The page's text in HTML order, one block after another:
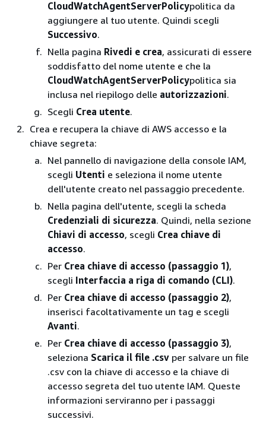
CloudWatchAgentServerPolicypolitica da
aggiungere al tuo utente. Quindi scegli
Successivo.
Nella pagina Rivedi e crea, assicurati di essere
soddisfatto del nome utente e che la
CloudWatchAgentServerPolicypolitica sia
inclusa nel riepilogo delle autorizzazioni.
Scegli Crea utente.
Crea e recupera la chiave di AWS accesso e la
chiave segreta:
Nel pannello di navigazione della console IAM,
scegli Utenti e seleziona il nome utente
dell'utente creato nel passaggio precedente.
Nella pagina dell'utente, scegli la scheda
Credenziali di sicurezza. Quindi, nella sezione
Chiavi di accesso, scegli Crea chiave di
accesso.
Per Crea chiave di accesso (passaggio 1),
scegli Interfaccia a riga di comando (CLI).
Per Crea chiave di accesso (passaggio 2),
inserisci facoltativamente un tag e scegli
Avanti.
Per Crea chiave di accesso (passaggio 3),
seleziona Scarica il file .csv per salvare un file
.csv con la chiave di accesso e la chiave di
accesso segreta del tuo utente IAM. Queste
informazioni serviranno per i passaggi
successivi.